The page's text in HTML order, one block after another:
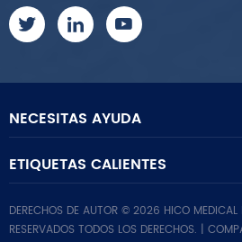
NECESITAS AYUDA
ETIQUETAS CALIENTES
DERECHOS DE AUTOR © 2026 HICO MEDICAL
RESERVADOS TODOS LOS DERECHOS. |